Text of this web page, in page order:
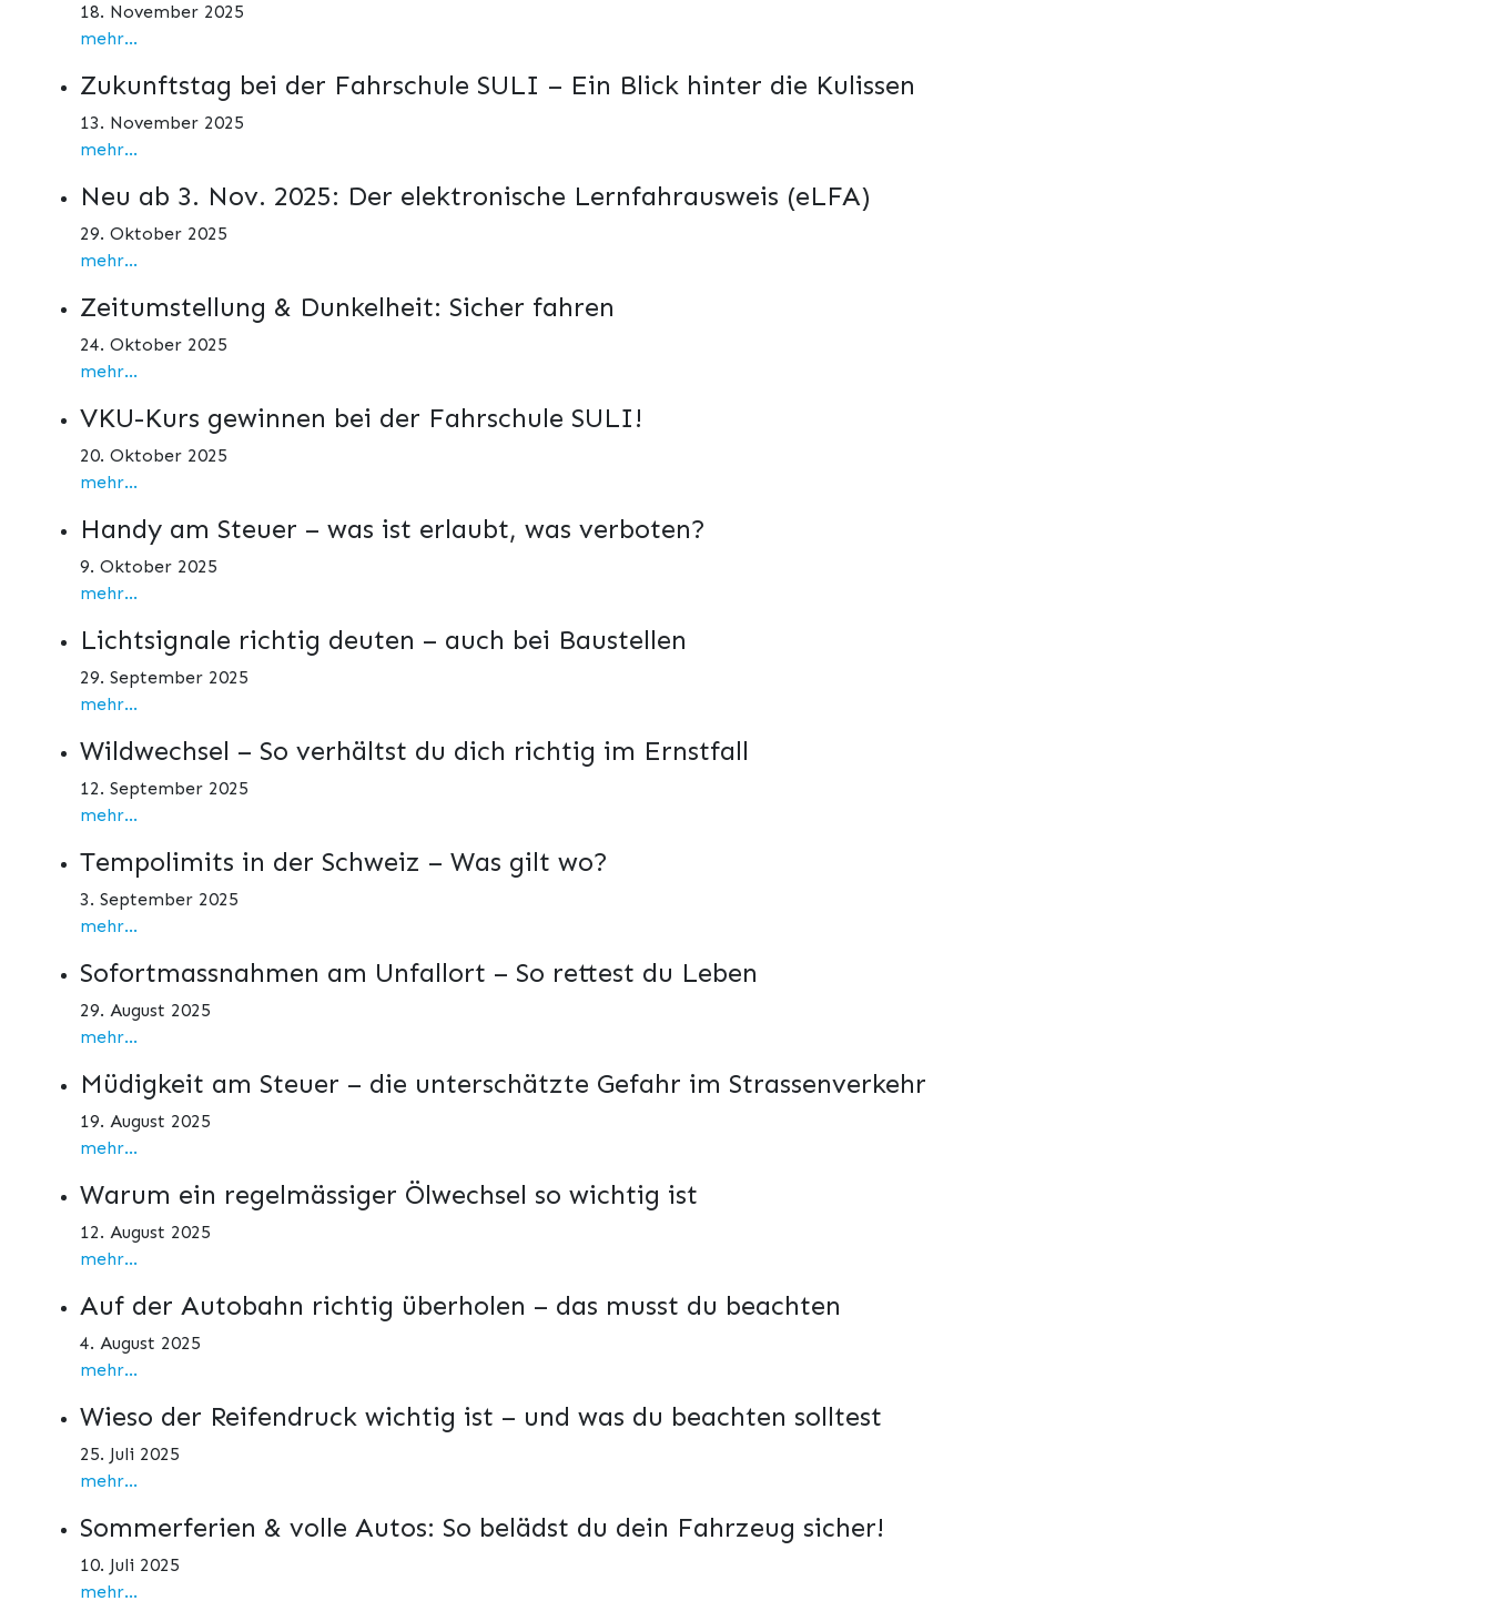
18. November 2025
mehr...
Zukunftstag bei der Fahrschule SULI – Ein Blick hinter die Kulissen
13. November 2025
mehr...
Neu ab 3. Nov. 2025: Der elektronische Lernfahrausweis (eLFA)
29. Oktober 2025
mehr...
Zeitumstellung & Dunkelheit: Sicher fahren
24. Oktober 2025
mehr...
VKU-Kurs gewinnen bei der Fahrschule SULI!
20. Oktober 2025
mehr...
Handy am Steuer – was ist erlaubt, was verboten?
9. Oktober 2025
mehr...
Lichtsignale richtig deuten – auch bei Baustellen
29. September 2025
mehr...
Wildwechsel – So verhältst du dich richtig im Ernstfall
12. September 2025
mehr...
Tempolimits in der Schweiz – Was gilt wo?
3. September 2025
mehr...
Sofortmassnahmen am Unfallort – So rettest du Leben
29. August 2025
mehr...
Müdigkeit am Steuer – die unterschätzte Gefahr im Strassenverkehr
19. August 2025
mehr...
Warum ein regelmässiger Ölwechsel so wichtig ist
12. August 2025
mehr...
Auf der Autobahn richtig überholen – das musst du beachten
4. August 2025
mehr...
Wieso der Reifendruck wichtig ist – und was du beachten solltest
25. Juli 2025
mehr...
Sommerferien & volle Autos: So belädst du dein Fahrzeug sicher!
10. Juli 2025
mehr...